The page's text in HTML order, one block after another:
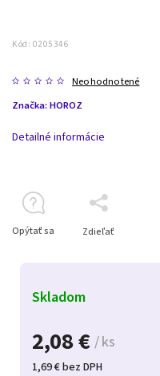
Kód: 0205346
Neohodnotené
Značka: HOROZ
2,08 € / ks
1,69 € bez DPH
Skladom
Detailné informácie
Opýtať sa Zdieľať